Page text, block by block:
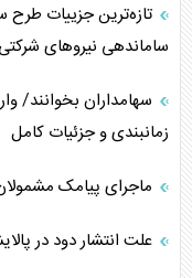
تازه‌ترین جزییات
ساماندهی نیرو‌های
زمانبندی و جزئیات کامل
ماجرای پیامک مشمولان
علت انتشار دود در